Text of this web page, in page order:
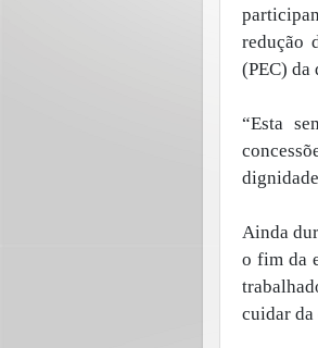
redução
(PEC) da
“Esta
Ainda
o fim da
cuidar da